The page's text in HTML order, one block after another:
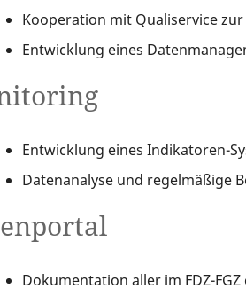
Kooperation mit Qualiservice
Entwicklung eines
Entwicklung eines Indikatoren-
Datenanalyse und regelmäßige
Dokumentation aller im FDZ-